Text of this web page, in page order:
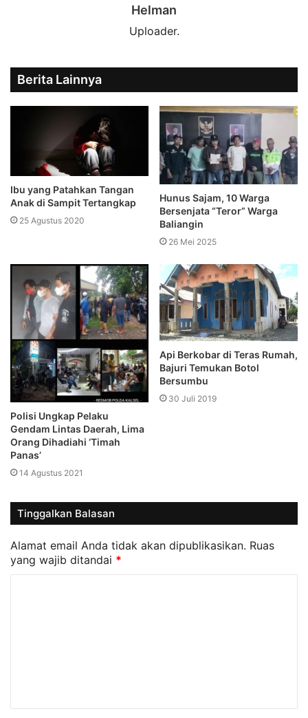
Helman
Uploader.
Berita Lainnya
Ibu yang Patahkan Tangan
Anak di Sampit Tertangkap
25 Agustus 2020
Hunus Sajam, 10 Warga
Bersenjata “Teror” Warga
Baliangin
26 Mei 2025
Polisi Ungkap Pelaku
Gendam Lintas Daerah, Lima
Orang Dihadiahi ‘Timah
Panas’
14 Agustus 2021
Api Berkobar di Teras Rumah,
Bajuri Temukan Botol
Bersumbu
30 Juli 2019
Tinggalkan Balasan
Alamat email Anda tidak akan dipublikasikan. Ruas
yang wajib ditandai *
a